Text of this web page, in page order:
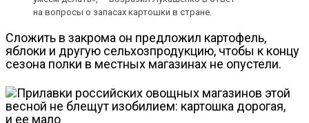
на вопросы о запасах картошки в стране.
Сложить в закрома он предложил картофель,
яблоки и другую сельхозпродукцию, чтобы к концу
сезона полки в местных магазинах не опустели.